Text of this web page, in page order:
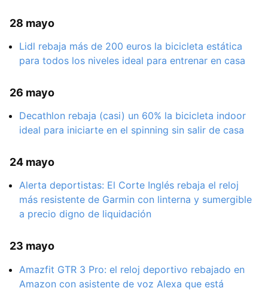
28 mayo
Lidl rebaja más de 200 euros la bicicleta estática
para todos los niveles ideal para entrenar en casa
26 mayo
Decathlon rebaja (casi) un 60% la bicicleta indoor
ideal para iniciarte en el spinning sin salir de casa
24 mayo
Alerta deportistas: El Corte Inglés rebaja el reloj
más resistente de Garmin con linterna y sumergible
a precio digno de liquidación
23 mayo
Amazfit GTR 3 Pro: el reloj deportivo rebajado en
Amazon con asistente de voz Alexa que está